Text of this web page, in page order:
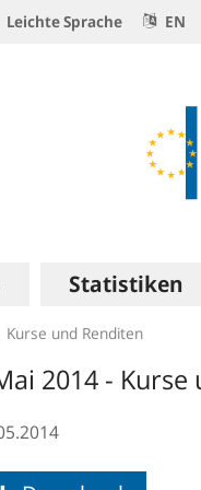
Leichte Sprache EN
Statistiken
Kurse und Renditen
2014 -